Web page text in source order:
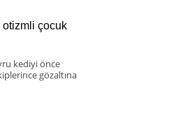
otizmli çocuk
kediyi önce
gözaltına